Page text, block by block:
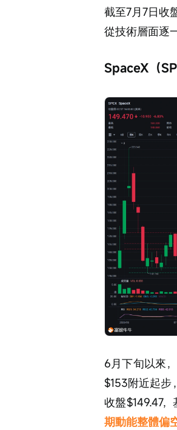
截至7月7日收
從技術層面逐
SpaceX（
6月下旬以來，
$153附近起步
收盤$149.47
期動能整體偏